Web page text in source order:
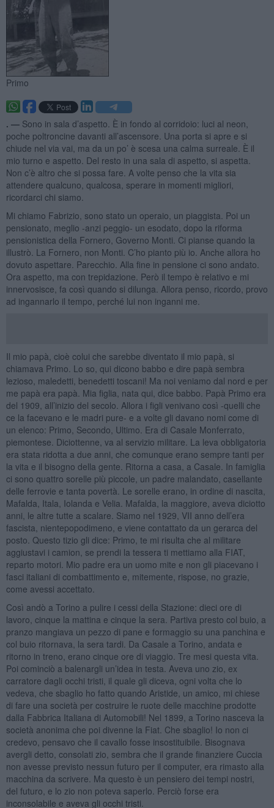
Primo
. — Sono in sala d’aspetto. È in fondo al corridoio: luci al neon,
poche poltroncine davanti all’ascensore. Una porta si apre e si
chiude nel via vai, ma da un po’ è scesa una calma surreale. È il
mio turno e aspetto. Del resto in una sala di aspetto, si aspetta.
Non c’è altro che si possa fare. A volte penso che la vita sia
attendere qualcuno, qualcosa, sperare in momenti migliori,
ricordarci chi siamo.
Mi chiamo Fabrizio, sono stato un operaio, un piaggista. Poi un
pensionato, meglio -anzi peggio- un esodato, dopo la riforma
pensionistica della Fornero, Governo Monti. Ci pianse quando la
illustrò. La Fornero, non Monti. C’ho pianto più io. Anche allora ho
dovuto aspettare. Parecchio. Alla fine in pensione ci sono andato.
Ora aspetto, ma con trepidazione. Però il tempo è relativo e mi
innervosisce, fa così quando si dilunga. Allora penso, ricordo, provo
ad ingannarlo il tempo, perché lui non inganni me.
Il mio papà, cioè colui che sarebbe diventato il mio papà, si
chiamava Primo. Lo so, qui dicono babbo e dire papà sembra
lezioso, maledetti, benedetti toscani! Ma noi veniamo dal nord e per
me papà era papà. Mia figlia, nata qui, dice babbo. Papà Primo era
del 1909, all’inizio del secolo. Allora i figli venivano così -quelli che
ce la facevano e le madri pure- e a volte gli davano nomi come di
un elenco: Primo, Secondo, Ultimo. Era di Casale Monferrato,
piemontese. Diciottenne, va al servizio militare. La leva obbligatoria
era stata ridotta a due anni, che comunque erano sempre tanti per
la vita e il bisogno della gente. Ritorna a casa, a Casale. In famiglia
ci sono quattro sorelle più piccole, un padre malandato, casellante
delle ferrovie e tanta povertà. Le sorelle erano, in ordine di nascita,
Mafalda, Itala, Iolanda e Velia. Mafalda, la maggiore, aveva diciotto
anni, le altre tutte a scalare. Siamo nel 1929, VII anno dell’era
fascista, nientepopodimeno, e viene contattato da un gerarca del
posto. Questo tizio gli dice: Primo, te mi risulta che al militare
aggiustavi i camion, se prendi la tessera ti mettiamo alla FIAT,
reparto motori. Mio padre era un uomo mite e non gli piacevano i
fasci italiani di combattimento e, mitemente, rispose, no grazie,
come avessi accettato.
Così andò a Torino a pulire i cessi della Stazione: dieci ore di
lavoro, cinque la mattina e cinque la sera. Partiva presto col buio, a
pranzo mangiava un pezzo di pane e formaggio su una panchina e
col buio ritornava, la sera tardi. Da Casale a Torino, andata e
ritorno in treno, erano cinque ore di viaggio. Tre mesi questa vita.
Poi cominciò a balenargli un’idea in testa. Aveva uno zio, ex
carratore dagli occhi tristi, il quale gli diceva, ogni volta che lo
vedeva, che sbaglio ho fatto quando Aristide, un amico, mi chiese
di fare una società per costruire le ruote delle macchine prodotte
dalla Fabbrica Italiana di Automobili! Nel 1899, a Torino nasceva la
società anonima che poi divenne la Fiat. Che sbaglio! Io non ci
credevo, pensavo che il cavallo fosse insostituibile. Bisognava
avergli detto, consolati zio, sembra che il grande finanziere Cuccia
non avesse previsto nessun futuro per il computer, era rimasto alla
macchina da scrivere. Ma questo è un pensiero dei tempi nostri,
del futuro, e lo zio non poteva saperlo. Perciò forse era
inconsolabile e aveva gli occhi tristi.